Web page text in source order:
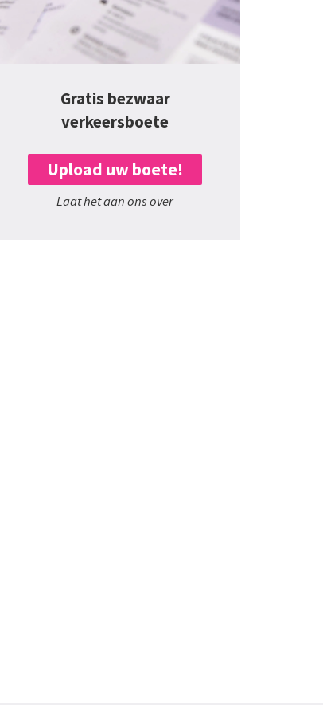
Gratis bezwaar
verkeersboete
Upload uw boete!
Laat het aan ons over